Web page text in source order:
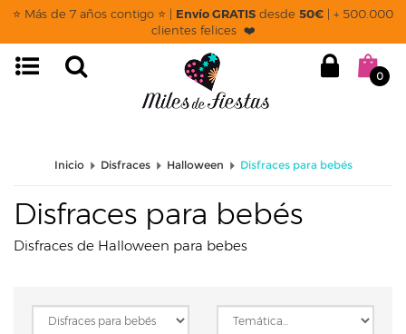
⭐ Más de 7 años contigo ⭐ | Envío GRATIS desde 50€ | + 500.000
clientes felices ❤️
0
page: listado
Inicio Disfraces Halloween Disfraces para bebés
Disfraces para bebés
Disfraces de Halloween para bebes